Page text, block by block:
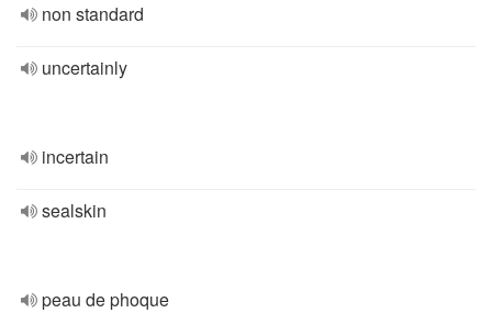
non standard
uncertainly
incertain
sealskin
peau de phoque